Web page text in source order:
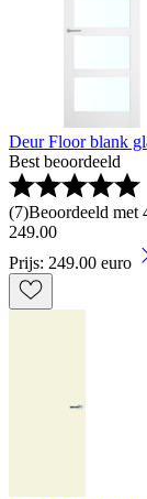
Deur Floor blank
Best beoordeeld
(7)Beoordeeld met
249.00
Prijs: 249.00 euro